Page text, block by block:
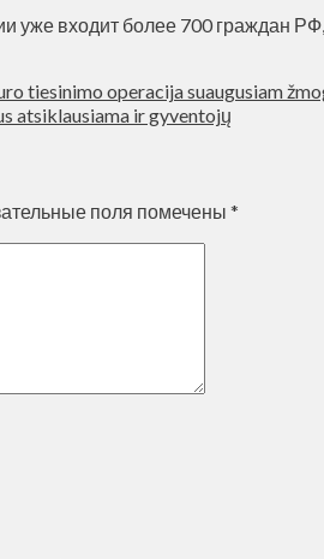
уже входит более 700 граждан
tiesinimo operacija suaugusiam
atsiklausiama ir gyventojų
поля помечены *